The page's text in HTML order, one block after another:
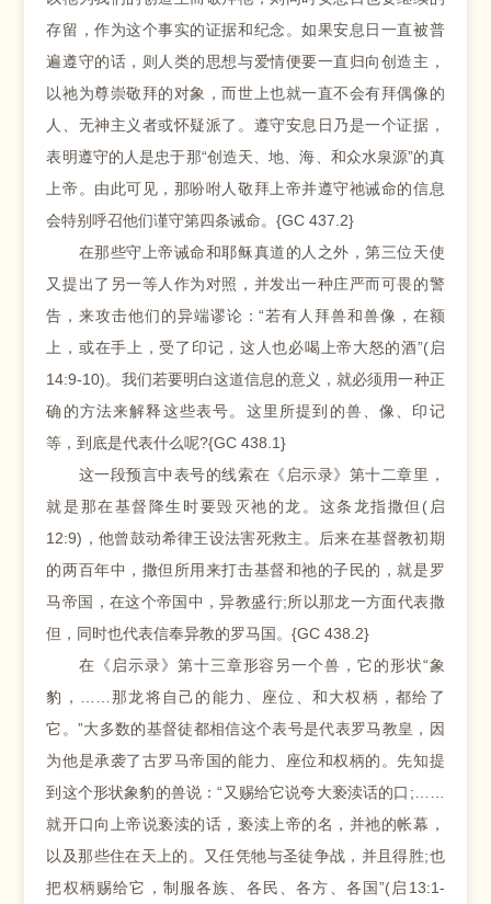
存留，作为这个事实的证据和纪念。如果安息日一直被普
遍遵守的话，则人类的思想与爱情便要一直归向创造主，
以祂为尊崇敬拜的对象，而世上也就一直不会有拜偶像的
人、无神主义者或怀疑派了。遵守安息日乃是一个证据，
表明遵守的人是忠于那“创造天、地、海、和众水泉源”的真
上帝。由此可见，那吩咐人敬拜上帝并遵守祂诫命的信息
会特别呼召他们谨守第四条诫命。{GC 437.2}
在那些守上帝诫命和耶稣真道的人之外，第三位天使
又提出了另一等人作为对照，并发出一种庄严而可畏的警
告，来攻击他们的异端谬论：“若有人拜兽和兽像，在额
上，或在手上，受了印记，这人也必喝上帝大怒的酒”(启
14:9-10)。我们若要明白这道信息的意义，就必须用一种正
确的方法来解释这些表号。这里所提到的兽、像、印记
等，到底是代表什么呢?{GC 438.1}
这一段预言中表号的线索在《启示录》第十二章里，
就是那在基督降生时要毁灭祂的龙。这条龙指撒但(启
12:9)，他曾鼓动希律王设法害死救主。后来在基督教初期
的两百年中，撒但所用来打击基督和祂的子民的，就是罗
马帝国，在这个帝国中，异教盛行;所以那龙一方面代表撒
但，同时也代表信奉异教的罗马国。{GC 438.2}
在《启示录》第十三章形容另一个兽，它的形状“象
豹，……那龙将自己的能力、座位、和大权柄，都给了
它。”大多数的基督徒都相信这个表号是代表罗马教皇，因
为他是承袭了古罗马帝国的能力、座位和权柄的。先知提
到这个形状象豹的兽说：“又赐给它说夸大亵渎话的口;……
就开口向上帝说亵渎的话，亵渎上帝的名，并祂的帐幕，
以及那些住在天上的。又任凭牠与圣徒争战，并且得胜;也
把权柄赐给它，制服各族、各民、各方、各国”(启13:1-